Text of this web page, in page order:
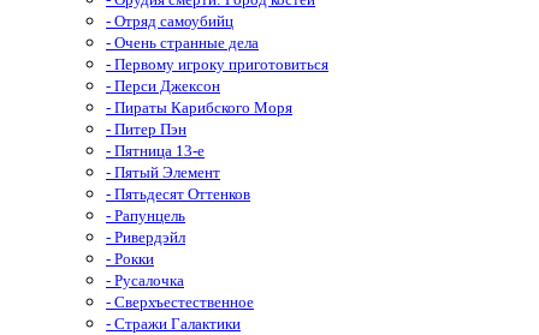
- Отряд самоубийц
- Очень странные дела
- Первому игроку приготовиться
- Перси Джексон
- Пираты Карибского Моря
- Питер Пэн
- Пятница 13-е
- Пятый Элемент
- Пятьдесят Оттенков
- Рапунцель
- Ривердэйл
- Рокки
- Русалочка
- Сверхъестественное
- Стражи Галактики